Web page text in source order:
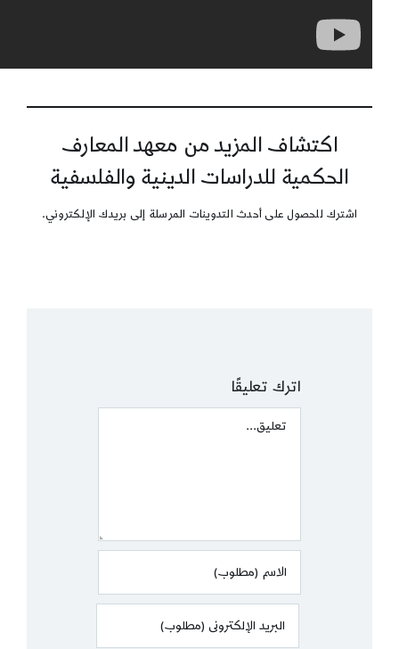
اكتشاف المزيد من معهد المعارف
الحكمية للدراسات الدينية والفلسفية
اشترك للحصول على أحدث التدوينات المرسلة إلى بريدك الإلكتروني.
اترك تعليقًا
Comment